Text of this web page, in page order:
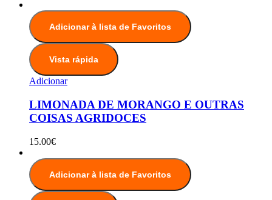
Adicionar à lista de Favoritos
Vista rápida
Adicionar
LIMONADA DE MORANGO E OUTRAS
COISAS AGRIDOCES
15.00€
Adicionar à lista de Favoritos